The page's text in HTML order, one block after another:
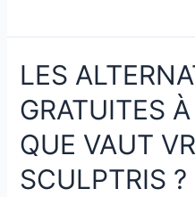
LES
GRATUITES
QUE VAUT
SCULPTRIS ?